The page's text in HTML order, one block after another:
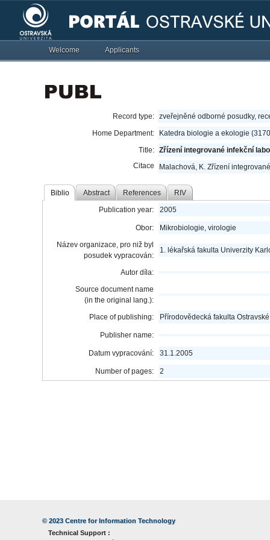
Welcome Applicants
Record type: zveřejněné odborné posudky,
Home Department:
Katedra biologie a ekologie
Title: Zřízení integrované infekční
Citace
Malachová, K. Zřízení
Biblio Abstract References RIV
Publication year: 2005
Obor:
Mikrobiologie, virologie
Název organizace, pro niž byl
posudek vypracován:
1. lékařská fakulta Univerzity
Autor díla:
Source document name
(in the original lang.):
Place of publishing:
Přírodovědecká fakulta
Publisher name:
Datum vypracování: 31.1.2005
Number of pages: 2
© 2023 Centre for Information Technology
Technical Support :